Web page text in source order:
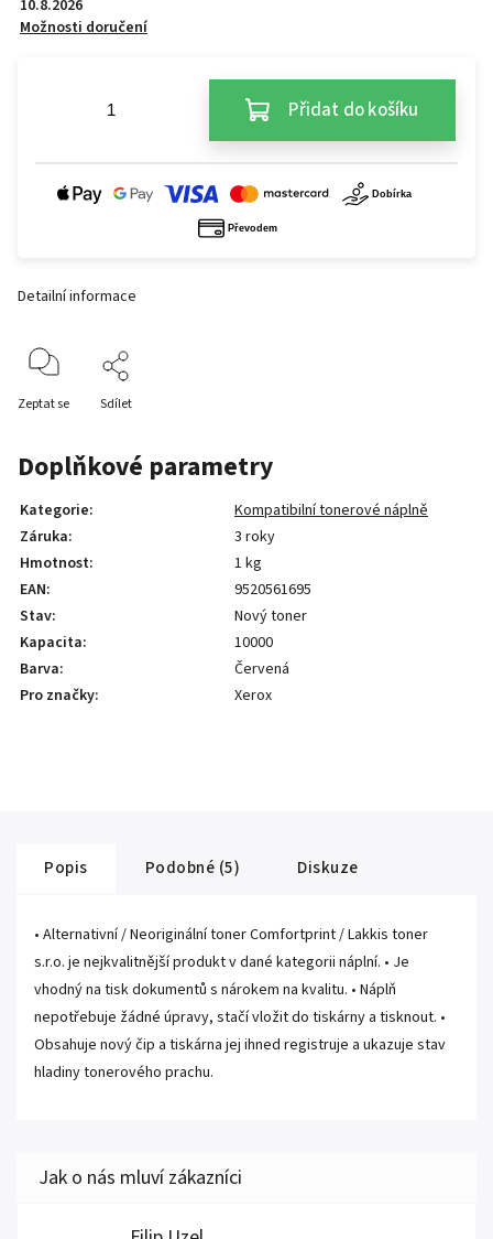
10.8.2026
Možnosti doručení
Přidat do košíku
Detailní informace
Zeptat se Sdílet
Doplňkové parametry
Kategorie:
Kompatibilní tonerové náplně
Záruka:
3 roky
Hmotnost:
1 kg
EAN:
9520561695
Stav:
Nový toner
Kapacita:
10000
Barva:
Červená
Pro značky: Xerox
Popis Podobné (5) Diskuze
• Alternativní / Neoriginální toner Comfortprint / Lakkis toner
s.r.o. je nejkvalitnější produkt v dané kategorii náplní. • Je
vhodný na tisk dokumentů s nárokem na kvalitu. • Náplň
nepotřebuje žádné úpravy, stačí vložit do tiskárny a tisknout. •
Obsahuje nový čip a tiskárna jej ihned registruje a ukazuje stav
hladiny tonerového prachu.